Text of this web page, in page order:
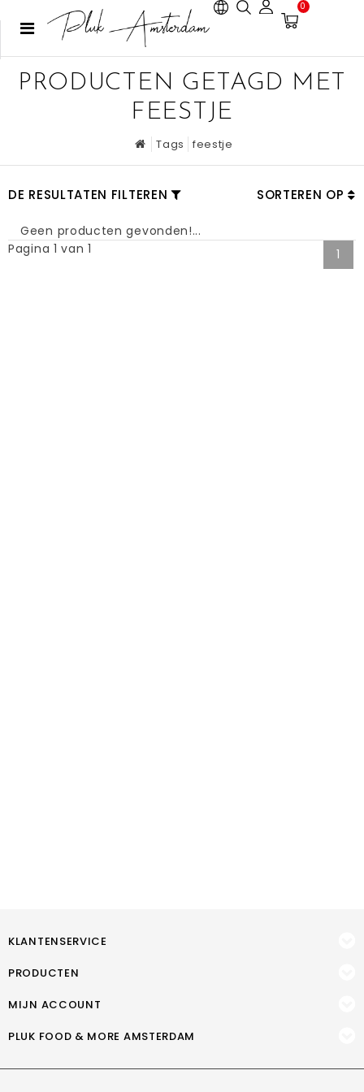
0
PRODUCTEN GETAGD MET
FEESTJE
Tags feestje
DE RESULTATEN FILTEREN SORTEREN OP
Geen producten gevonden!...
Pagina 1 van 1
1
KLANTENSERVICE
PRODUCTEN
MIJN ACCOUNT
PLUK FOOD & MORE AMSTERDAM